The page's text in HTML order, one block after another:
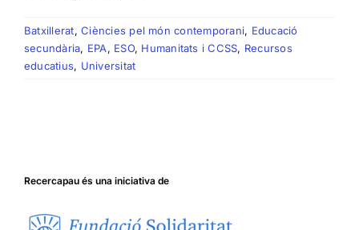
Batxillerat,Ciències pel món contemporani, Educació
secundària, EPA, ESO, Humanitats i CCSS, Recursos
educatius, Universitat
Recercapau és una iniciativa de